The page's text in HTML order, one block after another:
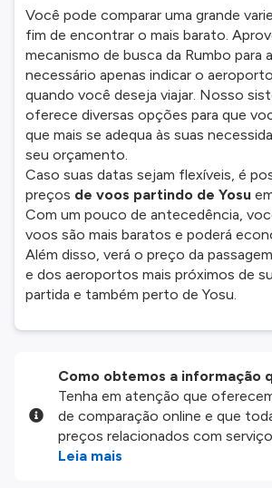
Você pode comparar uma grande
fim de encontrar o mais barato.
mecanismo de busca da Rumbo para
necessário apenas indicar o
quando você deseja viajar. Nosso
oferece diversas opções para que
que mais se adequa às suas
seu orçamento.
Caso suas datas sejam flexíveis, é
preços de voos partindo de Yosu
Com um pouco de antecedência,
voos são mais baratos e poderá
Além disso, verá o preço da
e dos aeroportos mais próximos de
partida e também perto de Yosu.
Como obtemos a informação
Tenha em atenção que
de comparação online e que
preços relacionados com
produtos disponíveis no nosso
Leia mais